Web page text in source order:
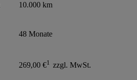
10.000 km
48 Monate
269,00 €1 zzgl. MwSt.